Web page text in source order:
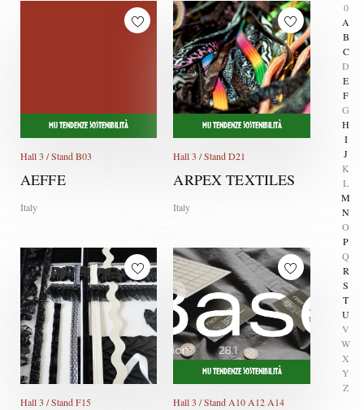
0
A
B
C
D
E
F
G
H
I
J
K
L
M
N
O
P
Q
R
S
T
U
V
W
X
Y
Z
MU TENDENZE SOSTENIBILITÀ
Hall 3 / Stand B03
AEFFE
Italy
MU TENDENZE SOSTENIBILITÀ
Hall 3 / Stand D21
ARPEX TEXTILES
Italy
Hall 3 / Stand F15
MU TENDENZE SOSTENIBILITÀ
Hall 3 / Stand A10 A12 A14